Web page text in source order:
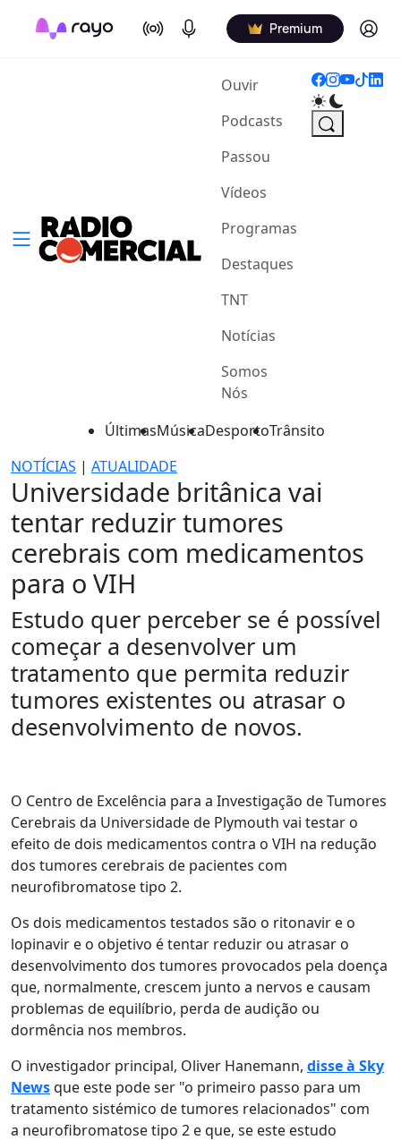
On Air Podcasts Premium Log in
Ouvir(current)
Podcasts
Passou
Vídeos
Programas
Destaques
TNT
Notícias
Somos
Nós
ÚltimasMúsicaDesportoTrânsito
NOTÍCIAS | ATUALIDADE
Universidade britânica vai
tentar reduzir tumores
cerebrais com medicamentos
para o VIH
Estudo quer perceber se é possível
começar a desenvolver um
tratamento que permita reduzir
tumores existentes ou atrasar o
desenvolvimento de novos.
O Centro de Excelência para a Investigação de Tumores
Cerebrais da Universidade de Plymouth vai testar o
efeito de dois medicamentos contra o VIH na redução
dos tumores cerebrais de pacientes com
neurofibromatose tipo 2.
Os dois medicamentos testados são o ritonavir e o
lopinavir e o objetivo é tentar reduzir ou atrasar o
desenvolvimento dos tumores provocados pela doença
que, normalmente, crescem junto a nervos e causam
problemas de equilíbrio, perda de audição ou
dormência nos membros.
O investigador principal, Oliver Hanemann, disse à Sky
Newsque este pode ser "o primeiro passo para um
tratamento sistémico de tumores relacionados" com
a neurofibromatose tipo 2 e que, se este estudo